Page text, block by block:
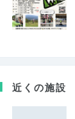
近くの施設